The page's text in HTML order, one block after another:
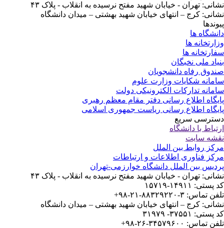
تهران - خیابان شهید مفتح نرسیده به انقلاب - پلاک ۴۳
کرج – انتهای خیابان شهید بهشتی – میدان دانشگاه
ها
ها
ها
ملی نخبگان
رفاه دانشجویان
شکایات وزارت علوم
تدارکات الکترونیکی دولت
اطلاع رسانی دفتر مقام معظم رهبری
اطلاع رسانی ریاست جمهوری اسلامی
سریع
با دانشگاه
سایت
روابط بین الملل
فناوری اطلاعات و ارتباطات
بین الملل دانشگاه خوارزمی-تهران
تهران - خیابان شهید مفتح نرسیده به انقلاب - پلاک ۴۳
۱۴۹۱۱-۱۵۷۱۹
تماس: ۳-۸۸۳۲۹۲۲۰-۲۱-۹۸+
کرج – انتهای خیابان شهید بهشتی – میدان دانشگاه
۳۷۵۵۱- ۳۱۹۷۹
تماس: ۳۴۵۷۹۶۰۰-۲۶-۹۸+